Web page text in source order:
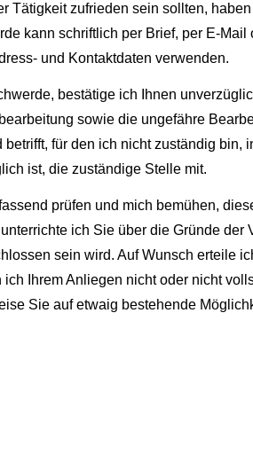
Tätigkeit zufrieden sein sollten,
kann schriftlich per Brief, per E-
und Kontaktdaten verwenden.
bestätige ich Ihnen
sowie die ungefähre
für den ich nicht zuständig bin,
ist, die zuständige Stelle mit.
prüfen und mich bemühen,
ich Sie über die Gründe der
sein wird. Auf Wunsch erteile
ich Ihrem Anliegen nicht oder nicht
Sie auf etwaig bestehende